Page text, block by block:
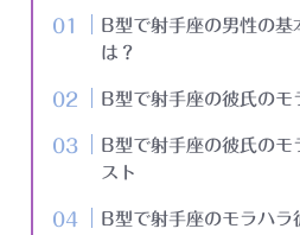
B型で射手座の男性の基
は？
B型で射手座の彼氏のモ
B型で射手座の彼氏のモ
スト
B型で射手座のモラハ